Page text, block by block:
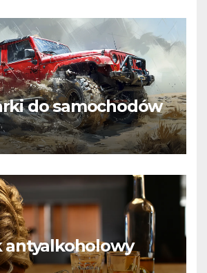
do samochodów
antyalkoholowy